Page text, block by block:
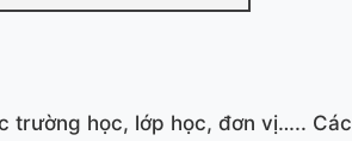
trường học, lớp học, đơn vị….. Các